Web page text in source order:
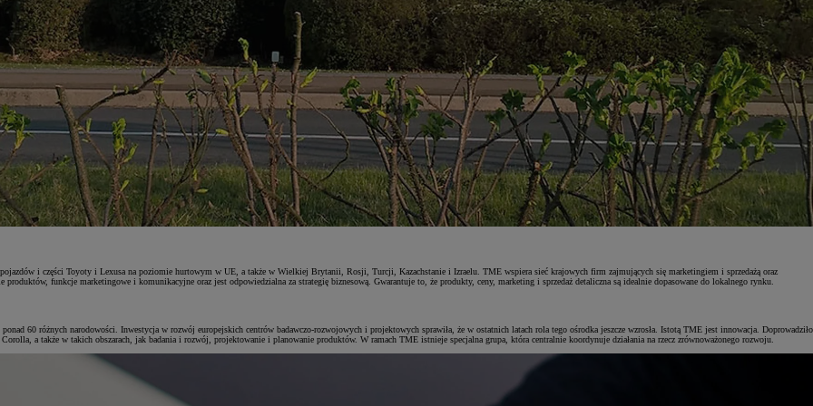
i części Toyoty i Lexusa na poziomie hurtowym w UE, a także w Wielkiej Brytanii, Rosji, Turcji, Kazachstanie i Izraelu. TME wspiera sieć krajowych firm zajmujących się marketingiem i sprzedażą oraz
funkcje marketingowe i komunikacyjne oraz jest odpowiedzialna za strategię biznesową. Gwarantuje to, że produkty, ceny, marketing i sprzedaż detaliczna są idealnie dopasowane do lokalnego rynku.
60 różnych narodowości. Inwestycja w rozwój europejskich centrów badawczo-rozwojowych i projektowych sprawiła, że w ostatnich latach rola tego ośrodka jeszcze wzrosła. Istotą TME jest innowacja. Doprowadziło
a także w takich obszarach, jak badania i rozwój, projektowanie i planowanie produktów. W ramach TME istnieje specjalna grupa, która centralnie koordynuje działania na rzecz zrównoważonego rozwoju.